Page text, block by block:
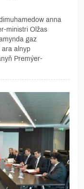
anna
ministri Olžas
gaz
ara alnyp
Premýer-